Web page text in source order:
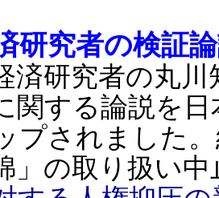
研究者の検証
研究者の丸川
関する論説を
プされました
」の取り扱い